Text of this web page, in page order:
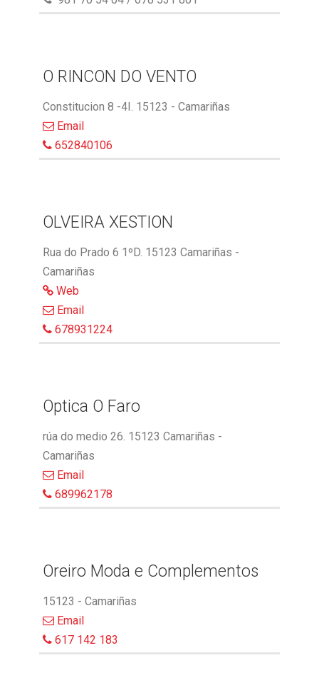
O RINCON DO VENTO
Constitucion 8 -4I. 15123 - Camariñas
Email
652840106
OLVEIRA XESTION
Rua do Prado 6 1ºD. 15123 Camariñas -
Camariñas
Web
Email
678931224
Optica O Faro
rúa do medio 26. 15123 Camariñas -
Camariñas
Email
689962178
Oreiro Moda e Complementos
15123 - Camariñas
Email
617 142 183